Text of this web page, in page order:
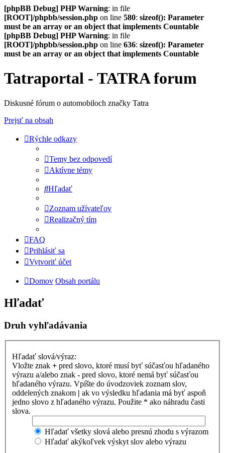
[phpBB Debug] PHP Warning: in file
[ROOT]/phpbb/session.php on line 580: sizeof(): Parameter
must be an array or an object that implements Countable
[phpBB Debug] PHP Warning: in file
[ROOT]/phpbb/session.php on line 636: sizeof(): Parameter
must be an array or an object that implements Countable
Tatraportal - TATRA forum
Diskusné fórum o automobiloch značky Tatra
Prejsť na obsah
Rýchle odkazy
Temy bez odpovedí
Aktívne témy
Hľadať
Zoznam užívateľov
Realizačný tím
FAQ
Prihlásiť sa
Vytvoriť účet
Domov Obsah portálu
Hľadať
Druh vyhľadávania
Hľadať slová/výraz:
Vložte znak + pred slovo, ktoré musí byť súčasťou hľadaného
výrazu a/alebo znak - pred slovo, ktoré nemá byť súčasťou
hľadaného výrazu. Vpíšte do úvodzoviek zoznam slov,
oddelených znakom | ak vo výsledku hľadania má byť aspoň
jedno slovo z hľadaného výrazu. Použite * ako náhradu časti
slova.
Hľadať všetky slová alebo presnú zhodu s výrazom
Hľadať akýkoľvek výskyt slov alebo výrazu